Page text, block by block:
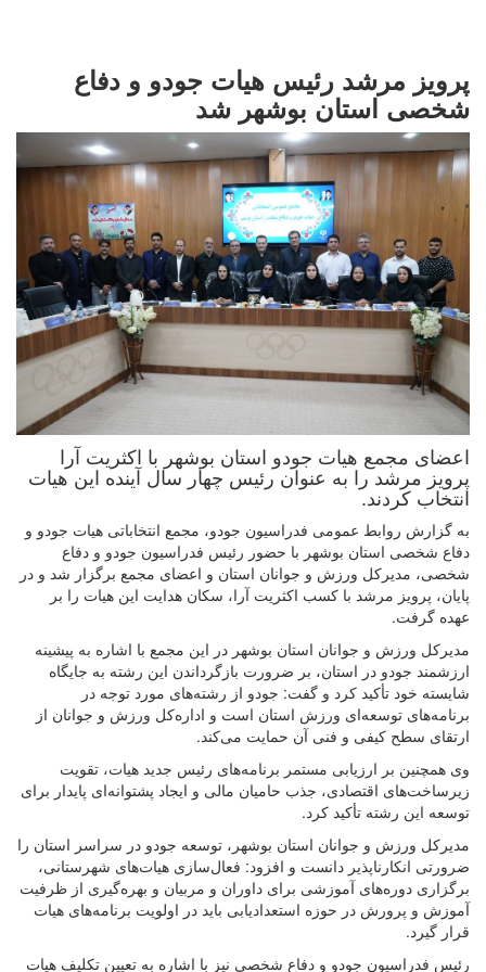
پرویز مرشد رئیس هیات جودو و دفاع
شخصی استان بوشهر شد
اعضای مجمع هیات جودو استان بوشهر با اکثریت آرا
پرویز مرشد را به عنوان رئیس چهار سال آینده این هیات
انتخاب کردند.
به گزارش روابط عمومی فدراسیون جودو، مجمع انتخاباتی هیات جودو و
دفاع شخصی استان بوشهر با حضور رئیس فدراسیون جودو و دفاع
شخصی، مدیرکل ورزش و جوانان استان و اعضای مجمع برگزار شد و در
پایان، پرویز مرشد با کسب اکثریت آرا، سکان هدایت این هیات را بر
عهده گرفت.
مدیرکل ورزش و جوانان استان بوشهر در این مجمع با اشاره به پیشینه
ارزشمند جودو در استان، بر ضرورت بازگرداندن این رشته به جایگاه
شایسته خود تأکید کرد و گفت: جودو از رشته‌های مورد توجه در
برنامه‌های توسعه‌ای ورزش استان است و اداره‌کل ورزش و جوانان از
ارتقای سطح کیفی و فنی آن حمایت می‌کند.
وی همچنین بر ارزیابی مستمر برنامه‌های رئیس جدید هیات، تقویت
زیرساخت‌های اقتصادی، جذب حامیان مالی و ایجاد پشتوانه‌ای پایدار برای
توسعه این رشته تأکید کرد.
مدیرکل ورزش و جوانان استان بوشهر، توسعه جودو در سراسر استان را
ضرورتی انکارناپذیر دانست و افزود: فعال‌سازی هیات‌های شهرستانی،
برگزاری دوره‌های آموزشی برای داوران و مربیان و بهره‌گیری از ظرفیت
آموزش و پرورش در حوزه استعدادیابی باید در اولویت برنامه‌های هیات
قرار گیرد.
رئیس فدراسیون جودو و دفاع شخصی نیز با اشاره به تعیین تکلیف هیات